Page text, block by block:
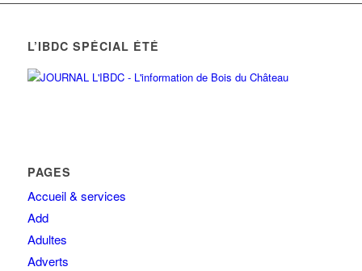
L’IBDC SPÉCIAL ÉTÉ
PAGES
Accueil & services
Add
Adultes
Adverts